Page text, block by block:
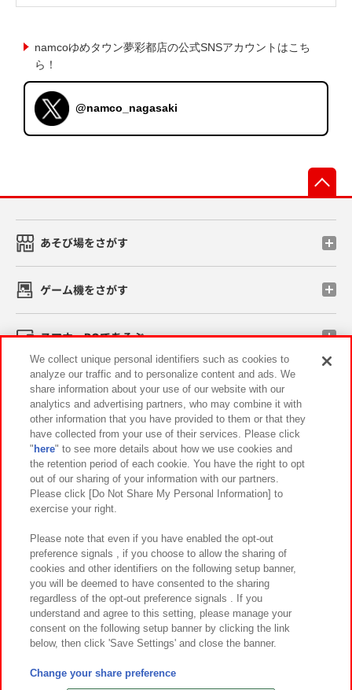
namcoゆめタウン夢彩都店の公式SNSアカウントはこち
ら！
@namco_nagasaki
あそび場をさがす
ゲーム機をさがす
スマホ・PCであそぶ
イベント・キャンペーン
関連会社 サステナビリティ サイトポリシー
プライバシーポリシー ウェブアクセシビリティ方針と検証結果
お取引先さまとともに
カスタマーハラスメント対応方針 よくあるご質問・お問い合わせ
©Bandai Namco Amusement Inc.
©Bandai Namco Amusement Lab Inc.
We collect unique personal identifiers such as cookies to
analyze our traffic and to personalize content and ads. We
share information about your use of our website with our
analytics and advertising partners, who may combine it with
other information that you have provided to them or that they
have collected from your use of their services. Please click
" here" to see more details about how we use cookies and
the retention period of each cookie. You have the right to opt
out of our sharing of your information with our partners.
Please click [Do Not Share My Personal Information] to
exercise your right.
Please note that even if you have enabled the opt-out
preference signals , if you choose to allow the sharing of
cookies and other identifiers on the following setup banner,
you will be deemed to have consented to the sharing
regardless of the opt-out preference signals . If you
understand and agree to this setting, please manage your
consent on the following setup banner by clicking the link
below, then click 'Save Settings' and close the banner.
Change your share preference